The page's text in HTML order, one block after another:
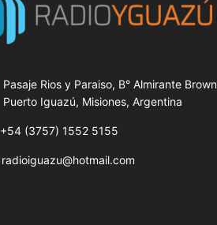
Pasaje Rios y Paraiso, B° Almirante Brown
Puerto Iguazú, Misiones, Argentina
+54 (3757) 1552 5155
radioiguazu@hotmail.com